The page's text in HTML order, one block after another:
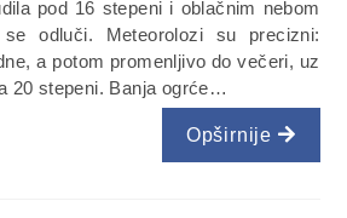
pod 16 stepeni i oblačnim nebom
odluči. Meteorolozi su precizni:
a potom promenljivo do večeri, uz
20 stepeni. Banja ogrće…
Opširnije